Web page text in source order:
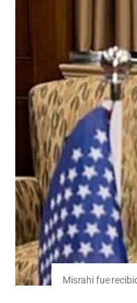
Misrahi fue